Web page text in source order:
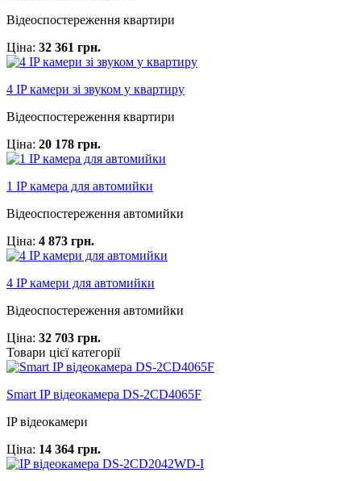
Відеоспостереження квартири
Ціна: 32 361 грн.
4 IP камери зі звуком у квартиру
Відеоспостереження квартири
Ціна: 20 178 грн.
1 IP камера для автомийки
Відеоспостереження автомийки
Ціна: 4 873 грн.
4 IP камери для автомийки
Відеоспостереження автомийки
Ціна: 32 703 грн.
Товари цієї категорії
Smart IP відеокамера DS-2CD4065F
IP відеокамери
Ціна: 14 364 грн.